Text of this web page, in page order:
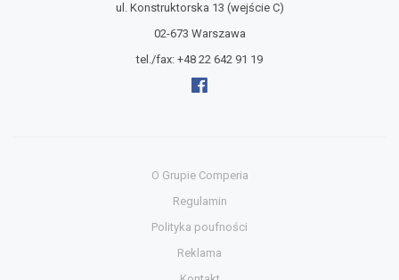
ul. Konstruktorska 13 (wejście C)
02-673 Warszawa
tel./fax: +48 22 642 91 19
O Grupie Comperia
Regulamin
Polityka poufności
Reklama